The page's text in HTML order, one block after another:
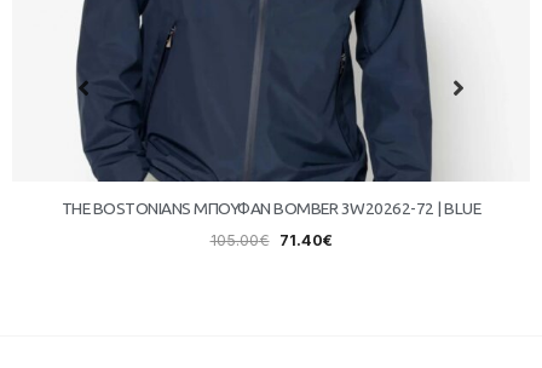
THE BOSTONIANS ΜΠΟΥΦΑΝ BOMBER 3W20262-72 | BLUE
105.00€ 71.40€